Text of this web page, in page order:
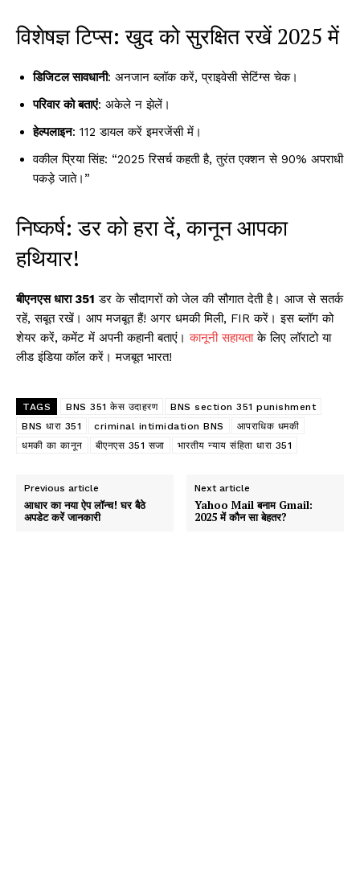
विशेषज्ञ टिप्स: खुद को सुरक्षित रखें 2025 में
डिजिटल सावधानी: अनजान ब्लॉक करें, प्राइवेसी सेटिंग्स चेक।
परिवार को बताएं: अकेले न झेलें।
हेल्पलाइन: 112 डायल करें इमरजेंसी में।
वकील प्रिया सिंह: “2025 रिसर्च कहती है, तुरंत एक्शन से 90% अपराधी
पकड़े जाते।”
निष्कर्ष: डर को हरा दें, कानून आपका
हथियार!
बीएनएस धारा 351 डर के सौदागरों को जेल की सौगात देती है। आज से सतर्क
रहें, सबूत रखें। आप मजबूत हैं! अगर धमकी मिली, FIR करें। इस ब्लॉग को
शेयर करें, कमेंट में अपनी कहानी बताएं।कानूनी सहायताके लिए लॉराटो या
लीड इंडिया कॉल करें। मजबूत भारत!
TAGS BNS 351 केस उदाहरण
BNS section 351 punishment
BNS धारा 351
criminal intimidation BNS
आपराधिक धमकी
धमकी का कानून
बीएनएस 351 सजा भारतीय न्याय संहिता धारा 351
Previous article
आधार का नया ऐप लॉन्च! घर बैठे
अपडेट करें जानकारी
Next article
Yahoo Mail बनाम Gmail:
2025 में कौन सा बेहतर?